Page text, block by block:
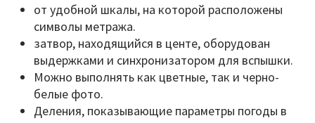
от удобной шкалы, на которой расположены
символы метража.
затвор, находящийся в центе, оборудован
выдержками и синхронизатором для вспышки.
Можно выполнять как цветные, так и черно-
белые фото.
Деления, показывающие параметры погоды в